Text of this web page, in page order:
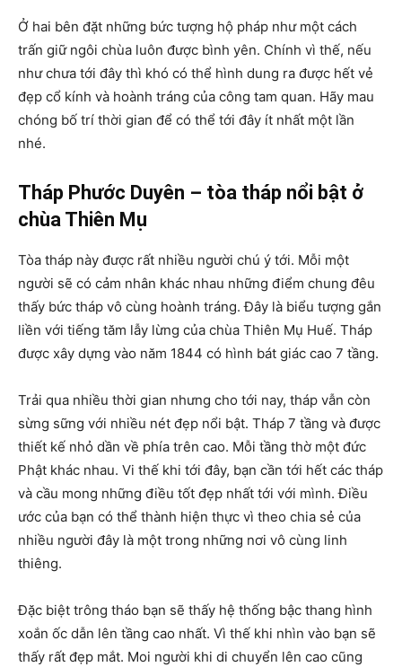
Ở hai bên đặt những bức tượng hộ pháp như một cách
trấn giữ ngôi chùa luôn được bình yên. Chính vì thế, nếu
như chưa tới đây thì khó có thể hình dung ra được hết vẻ
đẹp cổ kính và hoành tráng của công tam quan. Hãy mau
chóng bố trí thời gian để có thể tới đây ít nhất một lần
nhé.
Tháp Phước Duyên – tòa tháp nổi bật ở
chùa Thiên Mụ
Tòa tháp này được rất nhiều người chú ý tới. Mỗi một
người sẽ có cảm nhân khác nhau những điểm chung đêu
thấy bức tháp vô cùng hoành tráng. Đây là biểu tượng gắn
liền với tiếng tăm lẫy lừng của chùa Thiên Mụ Huế. Tháp
được xây dựng vào năm 1844 có hình bát giác cao 7 tầng.
Trải qua nhiều thời gian nhưng cho tới nay, tháp vẫn còn
sừng sững với nhiều nét đẹp nổi bật. Tháp 7 tầng và được
thiết kế nhỏ dần về phía trên cao. Mỗi tầng thờ một đức
Phật khác nhau. Vi thế khi tới đây, bạn cần tới hết các tháp
và cầu mong những điều tốt đẹp nhất tới với mình. Điều
ước của bạn có thể thành hiện thực vì theo chia sẻ của
nhiều người đây là một trong những nơi vô cùng linh
thiêng.
Đặc biệt trông tháo bạn sẽ thấy hệ thống bậc thang hình
xoắn ốc dẫn lên tầng cao nhất. Vì thế khi nhìn vào bạn sẽ
thấy rất đẹp mắt. Moi người khi di chuyển lên cao cũng